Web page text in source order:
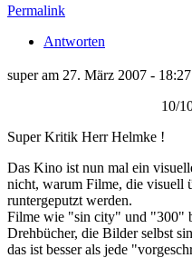
Permalink
Antworten
super am 27. März 2007 - 18:27
10/
Super Kritik Herr Helmke !
Das Kino ist nun mal ein
nicht, warum Filme, die visuell
runtergeputzt werden.
Filme wie "sin city" und "300"
Drehbücher, die Bilder selbst
das ist besser als jede